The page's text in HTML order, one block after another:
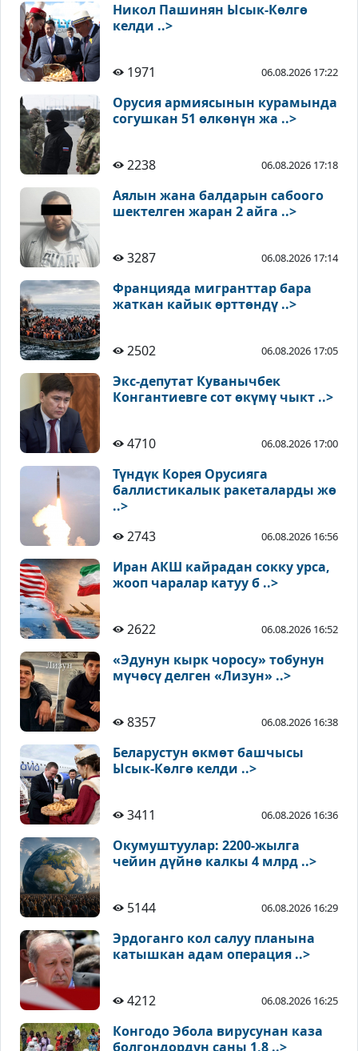
Никол Пашинян Ысык-Көлгө
келди ..>
1971 06.08.2026 17:22
Орусия армиясынын курамында
согушкан 51 өлкөнүн жа ..>
2238 06.08.2026 17:18
Аялын жана балдарын сабоого
шектелген жаран 2 айга ..>
3287 06.08.2026 17:14
Францияда мигранттар бара
жаткан кайык өрттөндү ..>
2502 06.08.2026 17:05
Экс-депутат Куванычбек
Конгантиевге сот өкүмү чыкт ..>
4710 06.08.2026 17:00
Түндүк Корея Орусияга
баллистикалык ракеталарды жө
..>
2743
06.08.2026 16:56
Иран АКШ кайрадан сокку урса,
жооп чаралар катуу б ..>
2622 06.08.2026 16:52
«Эдунун кырк чоросу» тобунун
мүчөсү делген «Лизун» ..>
8357 06.08.2026 16:38
Беларустун өкмөт башчысы
Ысык-Көлгө келди ..>
3411 06.08.2026 16:36
Окумуштуулар: 2200-жылга
чейин дүйнө калкы 4 млрд ..>
5144 06.08.2026 16:29
Эрдоганго кол салуу планына
катышкан адам операция ..>
4212 06.08.2026 16:25
Конгодо Эбола вирусунан каза
болгондордун саны 1,8 ..>